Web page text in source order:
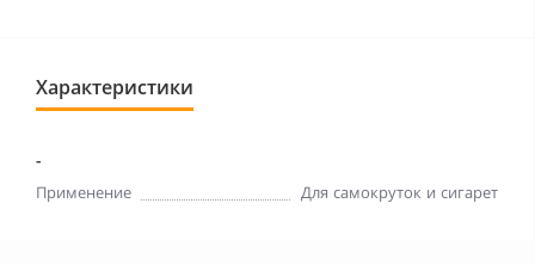
Характеристики
-
Применение Для самокруток и сигарет